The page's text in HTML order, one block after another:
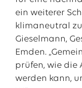
ein weiterer
klimaneutral
Gieselmann,
Emden.
prüfen, wie die
werden kann,